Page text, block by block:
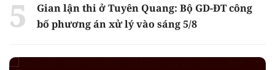
Gian lận thi ở Tuyên Quang: Bộ GD-ĐT công
bố phương án xử lý vào sáng 5/8